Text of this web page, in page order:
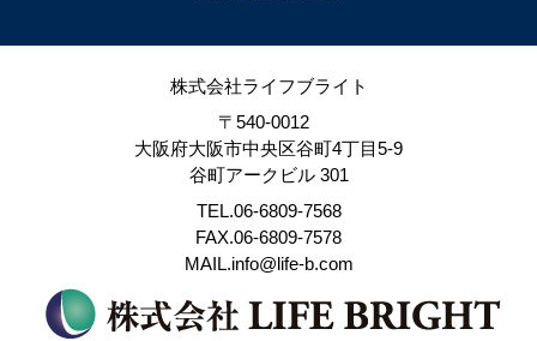
株式会社ライフブライト
〒540-0012
大阪府大阪市中央区谷町4丁目5-9
谷町アークビル 301
TEL.06-6809-7568
FAX.06-6809-7578
MAIL.info@life-b.com